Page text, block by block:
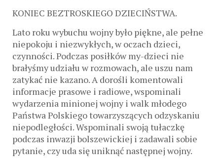
KONIEC BEZTROSKIEGO DZIECIŃSTWA.
Lato roku wybuchu wojny było piękne, ale pełne
niepokoju i niezwykłych, w oczach dzieci,
czynności. Podczas posiłków my-dzieci nie
brałyśmy udziału w rozmowach, ale uszu nam
zatykać nie kazano. A dorośli komentowali
informacje prasowe i radiowe, wspominali
wydarzenia minionej wojny i walk młodego
Państwa Polskiego towarzyszących odzyskaniu
niepodległości. Wspominali swoją tułaczkę
podczas inwazji bolszewickiej i zadawali sobie
pytanie, czy uda się uniknąć następnej wojny.